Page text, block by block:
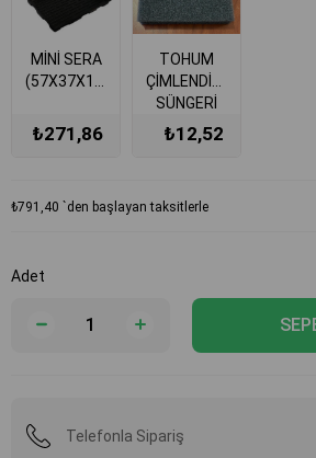
MİNİ SERA
₺271,86
TOHUM
ÇİMLENDİRME
SÜNGERİ
25x25x40mm
25 ADET
₺12,52
₺791,40 `den başlayan taksitlerle
Adet
Telefonla Sipariş